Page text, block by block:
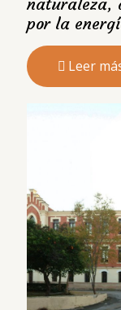
por la
Leer